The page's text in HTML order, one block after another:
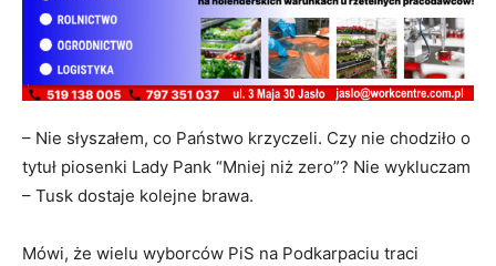
– Nie słyszałem, co Państwo krzyczeli. Czy nie chodziło o
tytuł piosenki Lady Pank “Mniej niż zero”? Nie wykluczam
– Tusk dostaje kolejne brawa.
Mówi, że wielu wyborców PiS na Podkarpaciu traci